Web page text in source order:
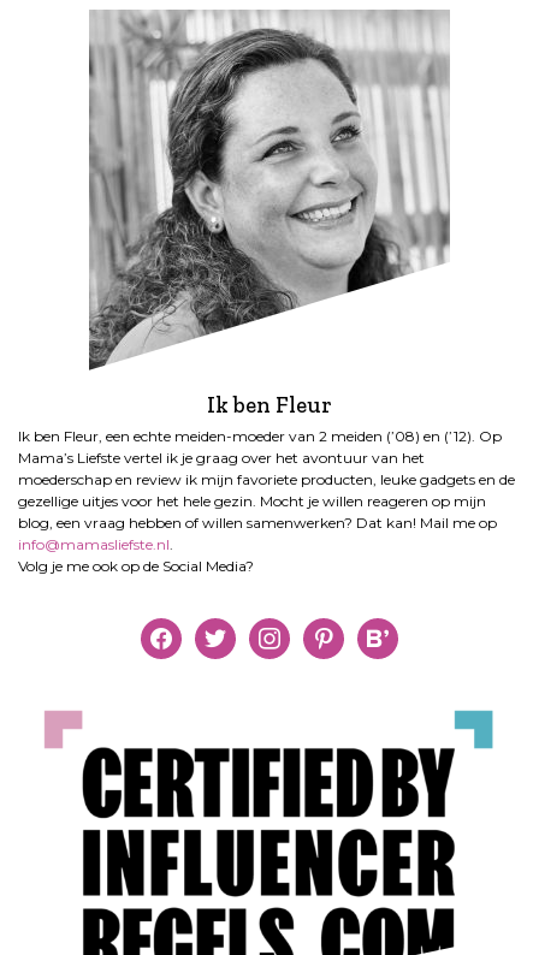
Ik ben Fleur
Ik ben Fleur, een echte meiden-moeder van 2 meiden (’08) en (’12). Op
Mama’s Liefste vertel ik je graag over het avontuur van het
moederschap en review ik mijn favoriete producten, leuke gadgets en de
gezellige uitjes voor het hele gezin. Mocht je willen reageren op mijn
blog, een vraag hebben of willen samenwerken? Dat kan! Mail me op
info@mamasliefste.nl
Volg je me ook op de Social Media?
facebooktwitter instagrampinterestbloglovin